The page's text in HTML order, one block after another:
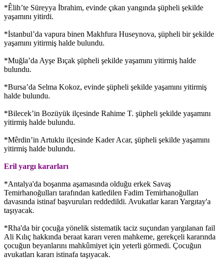
*Êlih’te Süreyya İbrahim, evinde çıkan yangında şüpheli şekilde
yaşamını yitirdi.
*İstanbul’da vapura binen Makhfura Huseynova, şüpheli bir şekilde
yaşamını yitirmiş halde bulundu.
*Muğla’da Ayşe Bıçak şüpheli şekilde yaşamını yitirmiş halde
bulundu.
*Bursa’da Selma Kokoz, evinde şüpheli şekilde yaşamını yitirmiş
halde bulundu.
*Bilecek’in Bozüyük ilçesinde Rahime T. şüpheli şekilde yaşamını
yitirmiş halde bulundu.
*Mêrdin’in Artuklu ilçesinde Kader Acar, şüpheli şekilde yaşamını
yitirmiş halde bulundu.
Eril yargı kararları
*Antalya'da boşanma aşamasında olduğu erkek Savaş
Temirhanoğulları tarafından katledilen Fadim Temirhanoğulları
davasında istinaf başvuruları reddedildi. Avukatlar kararı Yargıtay'a
taşıyacak.
*Rha'da bir çocuğa yönelik sistematik taciz suçundan yargılanan fail
Ali Kılıç hakkında beraat kararı veren mahkeme, gerekçeli kararında
çocuğun beyanlarını mahkûmiyet için yeterli görmedi. Çocuğun
avukatları kararı istinafa taşıyacak.